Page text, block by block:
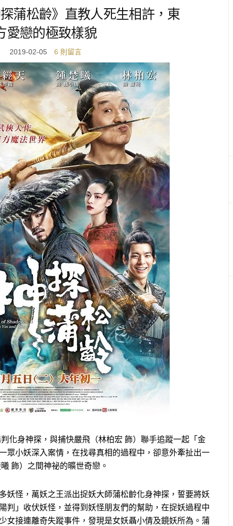
蒲松齡》直教人死生相許，東
愛戀的極致樣貌
2019-02-05 6 則留言
化身神探，與捕快嚴飛（林柏宏 飾）聯手追蹤一起「金
眾小妖深入案情，在找尋真相的過程中，卻意外牽扯出一
飾）之間神祕的曠世奇戀。
妖怪，萬妖之王派出捉妖大師蒲松齡化身神探，誓要將妖
判」收伏妖怪，並得到妖怪朋友們的幫助，在捉妖過程中
女接連離奇失蹤事件，發現是女妖聶小倩及鏡妖所為。蒲